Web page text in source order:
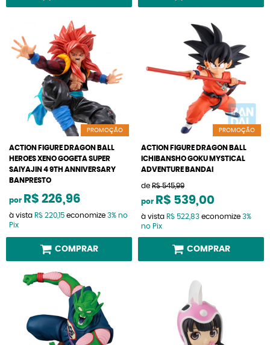
PROMOÇÃO
ACTION FIGURE DRAGON BALL
HEROES XENO GOGETA SUPER
SAIYAJIN 4 9TH ANNIVERSARY
BANPRESTO
por R$ 226,96
à vista R$ 220,15 economize 3% no
Pix
COMPRAR
PROMOÇÃO
ACTION FIGURE DRAGON BALL
ICHIBANSHO GOKU MYSTICAL
ADVENTURE BANDAI
de R$ 545,99
por R$ 539,00
à vista R$ 522,83 economize 3%
no Pix
COMPRAR